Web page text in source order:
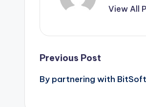
View All
Post
navigation
Previous Post
By partnering with BitSoft